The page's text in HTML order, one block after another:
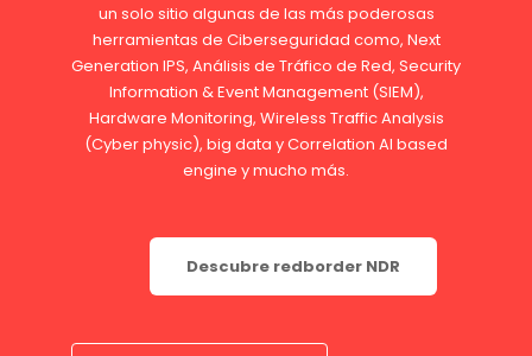
un solo sitio algunas de las más poderosas
herramientas de Ciberseguridad como, Next
Generation IPS, Análisis de Tráfico de Red, Security
Information & Event Management (SIEM),
Hardware Monitoring, Wireless Traffic Analysis
(Cyber physic), big data y Correlation AI based
engine y mucho más.
Descubre redborder NDR